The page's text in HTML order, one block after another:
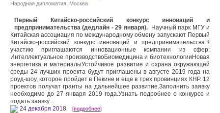
Народная дипломатия Москва
Первый Китайско-российский конкурс инноваций и
предпринимательства (дедлайн - 29 января).Научный парк МГУ и
Китайская ассоциация по международному обмену запускают Первый
Китайско-российский конкурс инноваций и предпринимательства.К
участию приглашаются инновационные компании из сфер:
Интеллектуальное производствоБиомедицина и биотехнологииНовая
энергетика и материалыУстойчивое развитие и охрана окружающей
среды 24 лучших проекта будут приглашены в августе 2019 года на
роуд-шоу, которое пройдет в Пекине и еще в трех провинциях КНР. 12
проектов получат гранты на дальнейшее развитие.Заполнить заявку
необходимо до 27 января 2019 года.Узнать подробнее о конкурсе и
подать заявку...
24 декабря 2018 [подробнее]